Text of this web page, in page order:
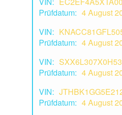
Prüfdatum: 4 August
VIN:
Prüfdatum: 4 August
VIN:
Prüfdatum: 4 August
VIN:
Prüfdatum: 4 August